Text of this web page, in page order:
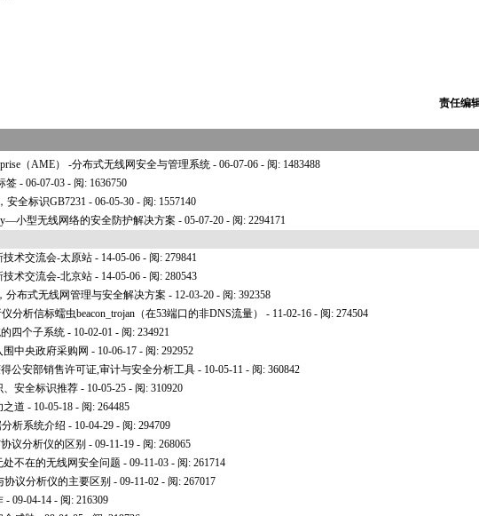
责任编
（AME） -分布式无线网安全与管理系统 - 06-07-06 - 阅: 1483488
签 - 06-07-03 - 阅: 1636750
安全标识GB7231 - 06-05-30 - 阅: 1557140
小型无线网络的安全防护解决方案 - 05-07-20 - 阅: 2294171
技术交流会-太原站 - 14-05-06 - 阅: 279841
技术交流会-北京站 - 14-05-06 - 阅: 280543
分布式无线网管理与安全解决方案 - 12-03-20 - 阅: 392358
分析信标蠕虫beacon_trojan（在53端口的非DNS流量）
- 11-02-16 - 阅: 274504
四个子系统 - 10-02-01 - 阅: 234921
中央政府采购网 - 10-06-17 - 阅: 292952
公安部销售许可证,审计与安全分析工具 - 10-05-11 - 阅: 360842
、安全标识推荐 - 10-05-25 - 阅: 310920
之道 - 10-05-18 - 阅: 264485
析系统介绍 - 10-04-29 - 阅: 294709
议分析仪的区别 - 09-11-19 - 阅: 268065
不在的无线网安全问题 - 09-11-03 - 阅: 261714
议分析仪的主要区别 - 09-11-02 - 阅: 267017
- 09-04-14 - 阅: 216309